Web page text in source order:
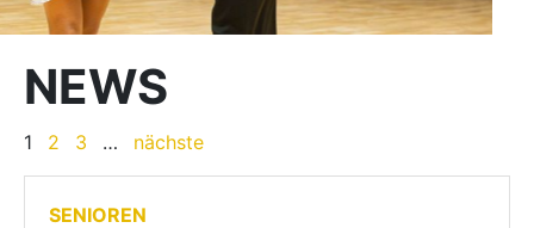
NEWS
1 2 3 … nächste
SENIOREN